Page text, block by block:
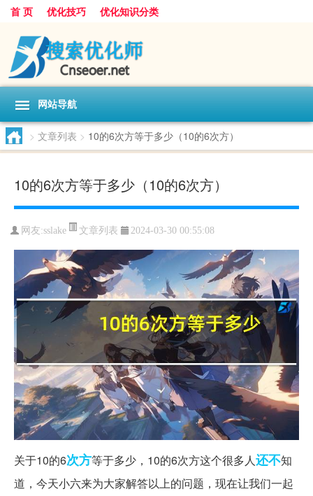
首 页 优化技巧 优化知识分类
网站导航
> 文章列表 > 10的6次方等于多少（10的6次方）
10的6次方等于多少（10的6次方）
网友:sslake 文章列表 2024-03-30 00:55:08
关于10的6次方等于多少，10的6次方这个很多人还不知
道，今天小六来为大家解答以上的问题，现在让我们一起